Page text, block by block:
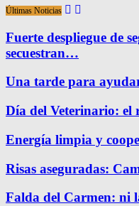
Últimas Noticias
Fuerte despliegue de
secuestran…
Una tarde para
Día del Veterinario: el
Energía limpia y
Risas aseguradas:
Falda del Carmen: ni